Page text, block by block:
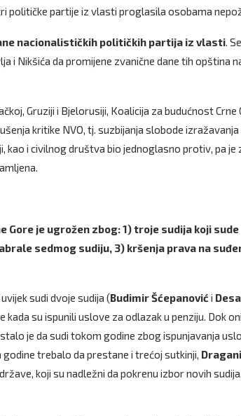
političke partije iz vlasti proglasila osobama
nacionalističkih političkih partija iz vlasti.
i Nikšića da promijene zvanične dane tih opština
Gruziji i Bjelorusiji, Koalicija za budućnost Crne
kritike NVO, tj. suzbijanja slobode izražavanja
i civilnog društva bio jednoglasno protiv, pa je
je ugrožen zbog: 1) troje sudija koji
sedmog sudiju, 3) kršenja prava na
sudi dvoje sudija (Budimir Šćepanović i
su ispunili uslove za odlazak u penziju. Dok
je da sudi tokom godine zbog ispunjavanja
trebalo da prestane i trećoj sutkinji,
koji su nadležni da pokrenu izbor novih